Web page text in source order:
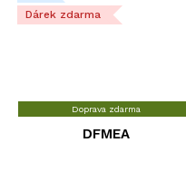
Dárek zdarma
Doprava zdarma
DFMEA